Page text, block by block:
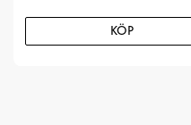
KÖP